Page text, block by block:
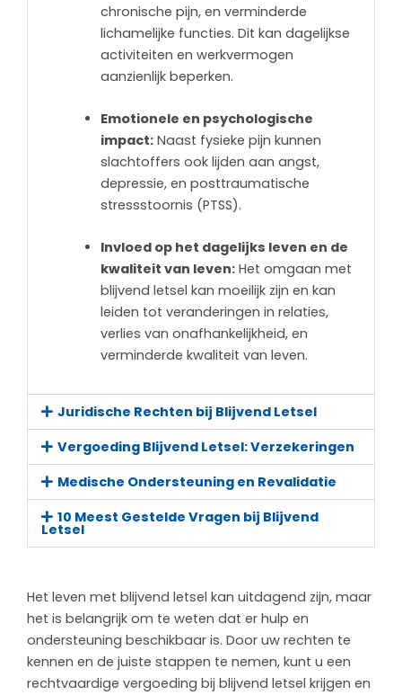
chronische pijn, en verminderde
lichamelijke functies. Dit kan dagelijkse
activiteiten en werkvermogen
aanzienlijk beperken.
Emotionele en psychologische
impact:Naast fysieke pijn kunnen
slachtoffers ook lijden aan angst,
depressie, en posttraumatische
stressstoornis (PTSS).
Invloed op het dagelijks leven en de
kwaliteit van leven:Het omgaan met
blijvend letsel kan moeilijk zijn en kan
leiden tot veranderingen in relaties,
verlies van onafhankelijkheid, en
verminderde kwaliteit van leven.
Juridische Rechten bij Blijvend Letsel
Vergoeding Blijvend Letsel: Verzekeringen
Medische Ondersteuning en Revalidatie
10 Meest Gestelde Vragen bij Blijvend
Letsel
Het leven met blijvend letsel kan uitdagend zijn, maar
het is belangrijk om te weten dat er hulp en
ondersteuning beschikbaar is. Door uw rechten te
kennen en de juiste stappen te nemen, kunt u een
rechtvaardige vergoeding bij blijvend letsel krijgen en